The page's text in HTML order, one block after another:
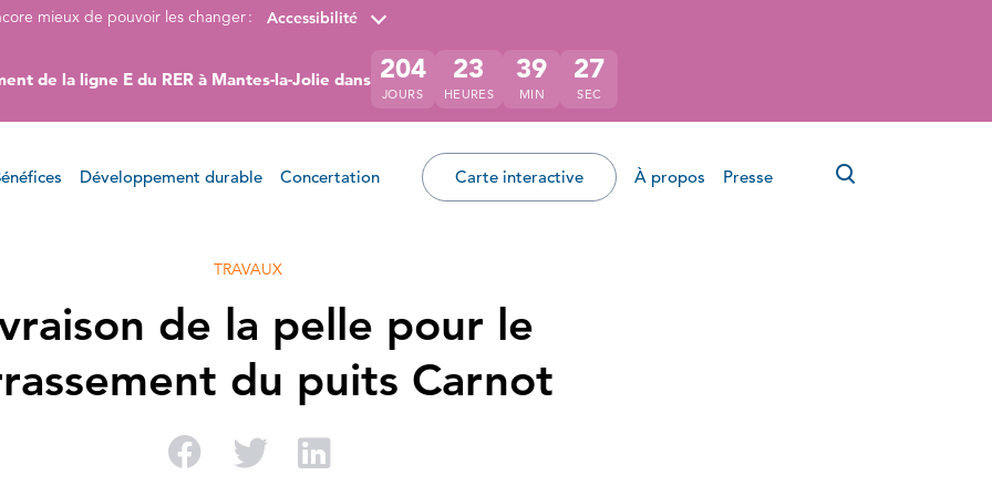
mieux de pouvoir les changer : Accessibilité
de la ligne E du RER à Mantes-la-Jolie dans 204
JOURS
23
HEURES
39
MIN
27
SEC
Développement durable Concertation Carte interactive À propos Presse
TRAVAUX
de la pelle pour le
du puits Carnot
Partager sur Facebook
Partager sur Twitter